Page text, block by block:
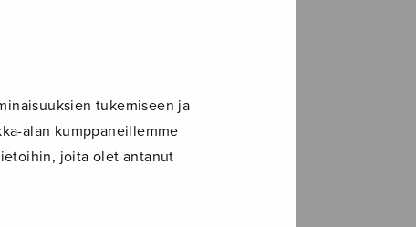
tukemiseen ja
alan kumppaneillemme
joita olet antanut